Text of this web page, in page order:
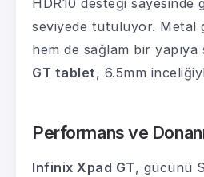
HDR10 desteği
seviyede tutuluyor. Metal
hem de sağlam bir yapıya
GT tablet, 6.5mm
Performans ve
Infinix Xpad GT, gücünü